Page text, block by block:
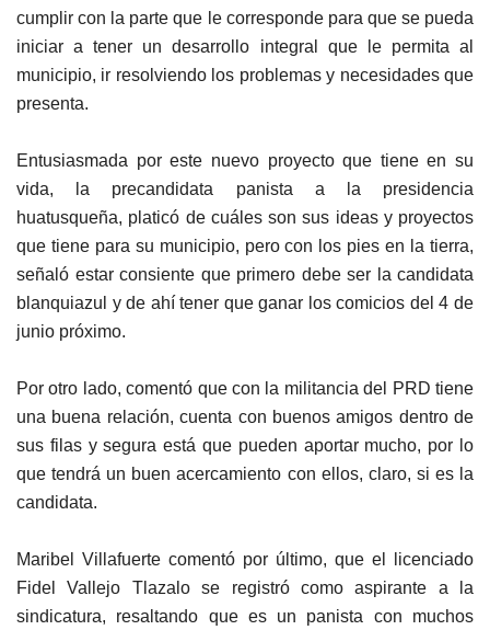
cumplir con la parte que le corresponde para que se pueda
iniciar a tener un desarrollo integral que le permita al
municipio, ir resolviendo los problemas y necesidades que
presenta.
Entusiasmada por este nuevo proyecto que tiene en su
vida, la precandidata panista a la presidencia
huatusqueña, platicó de cuáles son sus ideas y proyectos
que tiene para su municipio, pero con los pies en la tierra,
señaló estar consiente que primero debe ser la candidata
blanquiazul y de ahí tener que ganar los comicios del 4 de
junio próximo.
Por otro lado, comentó que con la militancia del PRD tiene
una buena relación, cuenta con buenos amigos dentro de
sus filas y segura está que pueden aportar mucho, por lo
que tendrá un buen acercamiento con ellos, claro, si es la
candidata.
Maribel Villafuerte comentó por último, que el licenciado
Fidel Vallejo Tlazalo se registró como aspirante a la
sindicatura, resaltando que es un panista con muchos